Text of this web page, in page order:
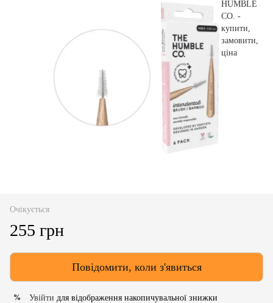
Очікується
255 грн
Повідомити, коли з'явиться
% Увійти для відображення накопичувальної знижки